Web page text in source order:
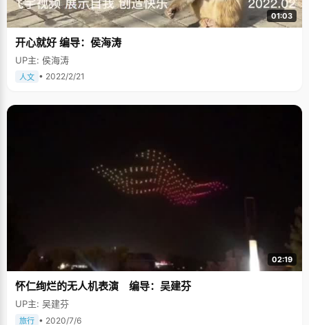
01:03
开心就好 编导：侯海涛
UP主: 侯海涛
人文 • 2022/2/21
02:19
怀仁绚烂的无人机表演 编导：吴建芬
UP主: 吴建芬
旅行 • 2020/7/6